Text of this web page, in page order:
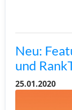
Neu:
und
25.01.2020